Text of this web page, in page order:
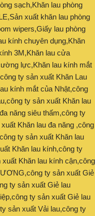
sạch,Khăn lau phòng
xuất khăn lau phòng
wipers,Giấy lau phòng
kính chuyên dụng,Khăn
3M,Khăn lau cửa
lực,Khăn lau kính mắt
ty sản xuất Khăn Lau
kính mắt của Nhật,công
ty sản xuất Khăn lau
năng siêu thấm,công ty
Khăn lau đa năng ,công
ty sản xuất Khăn lau
Khăn lau kính,công ty
Khăn lau kính cận,công
ty sản xuất Giẻ
ty sản xuất Giẻ lau
ty sản xuất Giẻ lau
sản xuất Vải lau,công ty